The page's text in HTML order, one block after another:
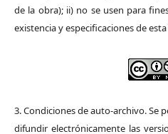
de la obra); ii) no se usen para
existencia y especificaciones de
3. Condiciones de auto-archivo. Se
difundir electrónicamente las